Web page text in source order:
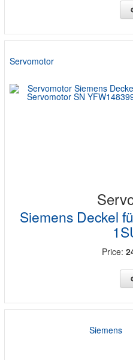
Servomotor
Siemens Deckel
Price:
Siemens